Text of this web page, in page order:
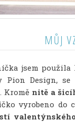
MŮJ
jsem
Pion Design,
Kromě nitě a
vyrobeno do